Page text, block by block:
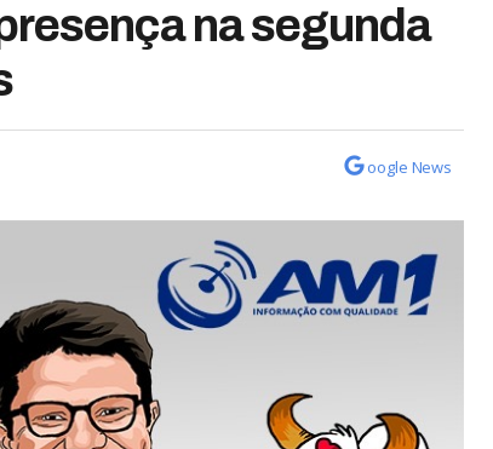
na segunda
oogle News